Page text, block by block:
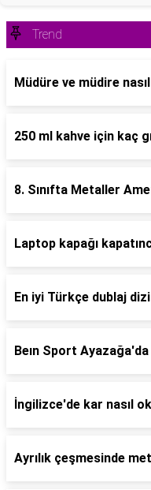
Trend
Müdüre ve müdire
250 ml kahve için kaç
8. Sınıfta Metaller
Laptop kapağı
En iyi Türkçe dublaj
Beın Sport
İngilizce'de kar nasıl
Ayrılık çeşmesinde